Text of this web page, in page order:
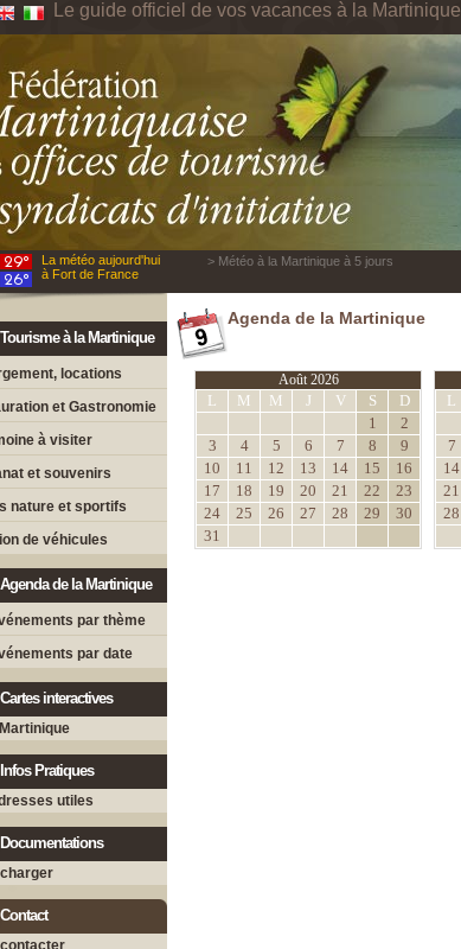
Le guide officiel de vos vacances à la Martinique
La météo aujourd'hui
à Fort de France
> Météo à la Martinique à 5 jours
Tourisme à la Martinique
locations
et Gastronomie
à visiter
et souvenirs
nature et sportifs
de véhicules
Agenda de la Martinique
par thème
par date
Cartes interactives
Infos Pratiques
utiles
Documentations
Contact
Agenda de la Martinique
Août 2026
L M M J V S
D
1
2
3
4 5 6 7 8
9
10
11 12 13 14 15
16
17
18 19 20 21 22
23
24
25 26 27 28 29
30
31
L
7
14
21
28